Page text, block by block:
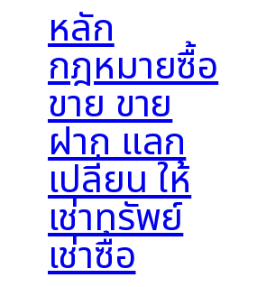
หลัก
กฎหมายซื้อ
ขาย ขาย
ฝาก แลก
เปลี่ยน ให้
เช่าทรัพย์
เช่าซื้อ